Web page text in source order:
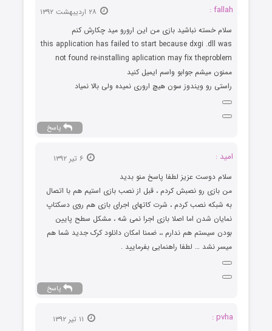
fallah :
سلام خسته نباشید بازی من این ارورو مید چکارش کنم
this application has failed to start because dxgi .dll was
not found re-installing aplication may fix theproblem
ممنون میشم جوابو واسم ایمیل کنید
راستی رو ویندوز سون هیچ اروری نمیده ولی بالا نمیاد
پاسخ
امید :
۶ تیر ۱۳۹۲
سلام دوست عزیز لطفا پاسخ منو بدید
من بازی رو نصبش کردم ، قبل از نصب بازی استیم هم با اتصال
به شبکه نصب کردم ، شرت کاتهای اجرای بازی هم روی دسکتاپ
نمایان شدن اما اصلا بازی اجرا نمی شه ، مشکل سطح پایین
بودن سیستم هم ندارم ،، ضمنا امکان دانلود کرک جدید شما هم
میسر نشد … لطفا راهنمایی بفرمایید .
پاسخ
pvha :